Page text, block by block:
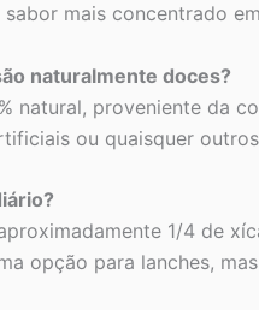
mais concentrado
naturalmente doces?
natural, proveniente da
ou quaisquer
1/4 de
opção para lanches,